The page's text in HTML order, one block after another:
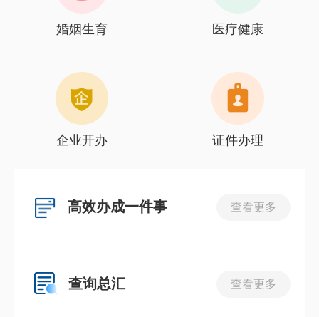
婚姻生育 医疗健康
企业开办 证件办理
高效办成一件事 查看更多
查询总汇 查看更多